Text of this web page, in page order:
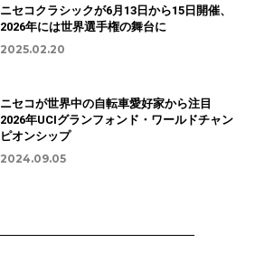
ニセコクラシックが6月13日から15日開催、
2026年には世界選手権の舞台に
2025.02.20
ニセコが世界中の自転車愛好家から注目
2026年UCIグランフォンド・ワールドチャン
ピオンシップ
2024.09.05